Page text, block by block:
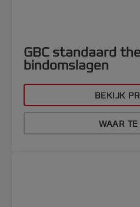
GBC standaard
bindomslagen
BEKIJK
WAAR TE